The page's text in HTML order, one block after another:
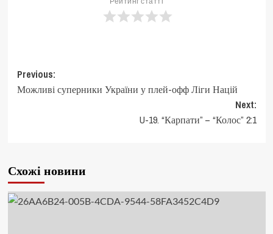
Post
navigation
Previous:
Можливі суперники України у плей-офф Ліги Націй
Next:
U-19. “Карпати” – “Колос” 2:1
Схожі новини